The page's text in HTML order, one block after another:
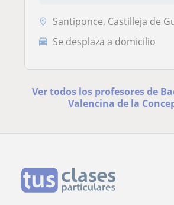
Santiponce, Castilleja de Guzmán, La Algaba,
Se desplaza a domicilio
Ver todos los profesores de
Valencina de la